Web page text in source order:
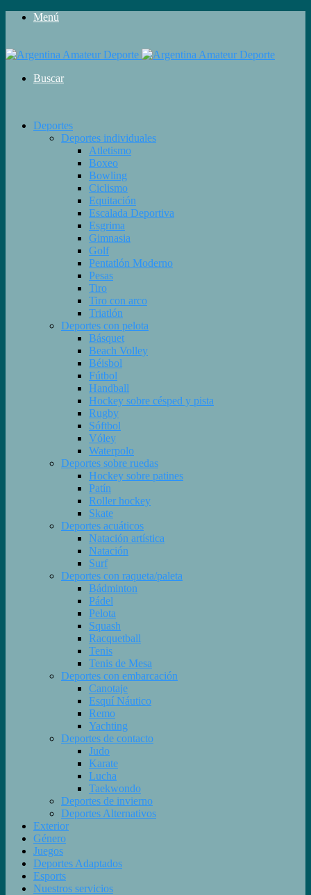
Menú
Buscar
Deportes
Deportes individuales
Atletismo
Boxeo
Bowling
Ciclismo
Equitación
Escalada Deportiva
Esgrima
Gimnasia
Golf
Pentatlón Moderno
Pesas
Tiro
Tiro con arco
Triatlón
Deportes con pelota
Básquet
Beach Volley
Béisbol
Fútbol
Handball
Hockey sobre césped y pista
Rugby
Sóftbol
Vóley
Waterpolo
Deportes sobre ruedas
Hockey sobre patines
Patín
Roller hockey
Skate
Deportes acuáticos
Natación artística
Natación
Surf
Deportes con raqueta/paleta
Bádminton
Pádel
Pelota
Squash
Racquetball
Tenis
Tenis de Mesa
Deportes con embarcación
Canotaje
Esquí Náutico
Remo
Yachting
Deportes de contacto
Judo
Karate
Lucha
Taekwondo
Deportes de invierno
Deportes Alternativos
Exterior
Género
Juegos
Deportes Adaptados
Esports
Nuestros servicios